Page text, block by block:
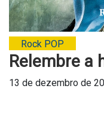
Rock POP
Relembre a
13 de dezembro de